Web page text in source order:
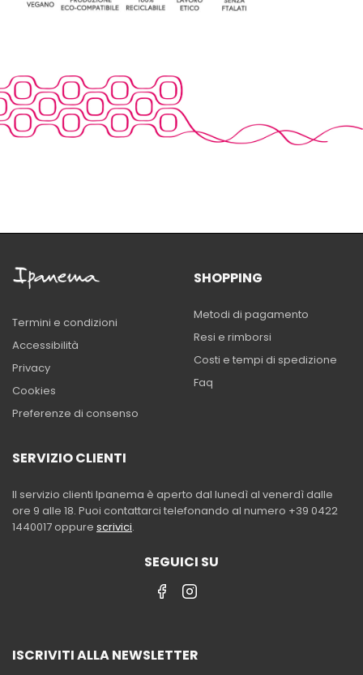
Termini e condizioni
Accessibilità
Privacy
Cookies
Preferenze di consenso
SHOPPING
Metodi di pagamento
Resi e rimborsi
Costi e tempi di spedizione
Faq
SERVIZIO CLIENTI
Il servizio clienti Ipanema è aperto dal lunedì al venerdì dalle
ore 9 alle 18. Puoi contattarci telefonando al numero +39 0422
1440017 oppure scrivici.
SEGUICI SU
ISCRIVITI ALLA NEWSLETTER